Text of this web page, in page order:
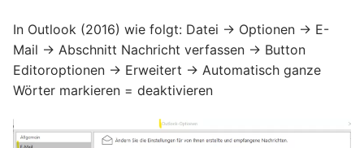
In Outlook (2016) wie folgt: Datei -> Optionen -> E-
Mail -> Abschnitt Nachricht verfassen -> Button
Editoroptionen -> Erweitert -> Automatisch ganze
Wörter markieren = deaktivieren